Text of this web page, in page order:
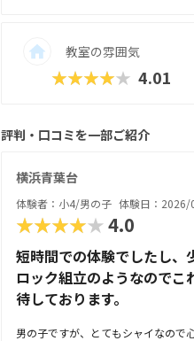
教室の雰囲気
★★★★★ 4.01
評判・口コミを一部ご紹介
横浜青葉台
体験者：小4/男の子 体験日：2026/
★★★★★4.0
短時間での体験でしたし、
ロック組立のようなのでこ
待しております。
男の子ですが、とてもシャイなので